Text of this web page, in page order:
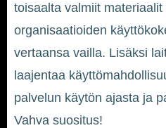
toisaalta valmiit materiaalit
organisaatioiden
vertaansa vailla. Lisäksi
laajentaa
palvelun käytön ajasta ja
Vahva suositus!